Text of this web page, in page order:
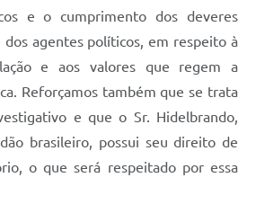
e o cumprimento dos deveres
agentes políticos, em respeito à
e aos valores que regem a
Reforçamos também que se trata
e que o Sr. Hidelbrando,
brasileiro, possui seu direito de
o que será respeitado por essa